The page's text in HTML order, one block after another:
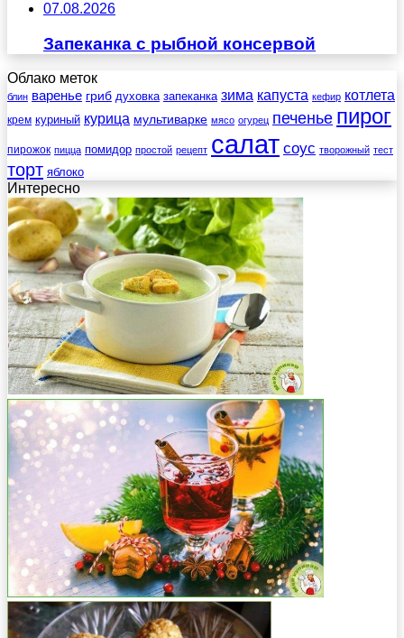
07.08.2026
Запеканка с рыбной консервой
Облако меток
блин варенье гриб духовка запеканка зима капуста кефир котлета
крем куриный курица мультиварке мясо огурец печенье пирог
пирожок пицца помидор простой рецепт салат соус творожный тест
торт яблоко
Интересно